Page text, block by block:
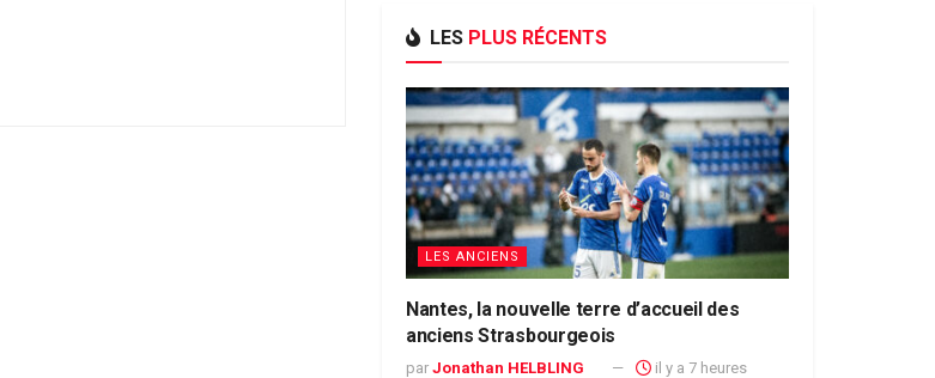
LES PLUS RÉCENTS
LES ANCIENS
Nantes, la nouvelle terre d’accueil des
anciens Strasbourgeois
par Jonathan HELBLING il y a 7 heures